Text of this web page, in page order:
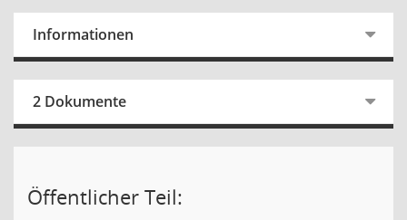
Informationen
2 Dokumente
Öffentlicher Teil: